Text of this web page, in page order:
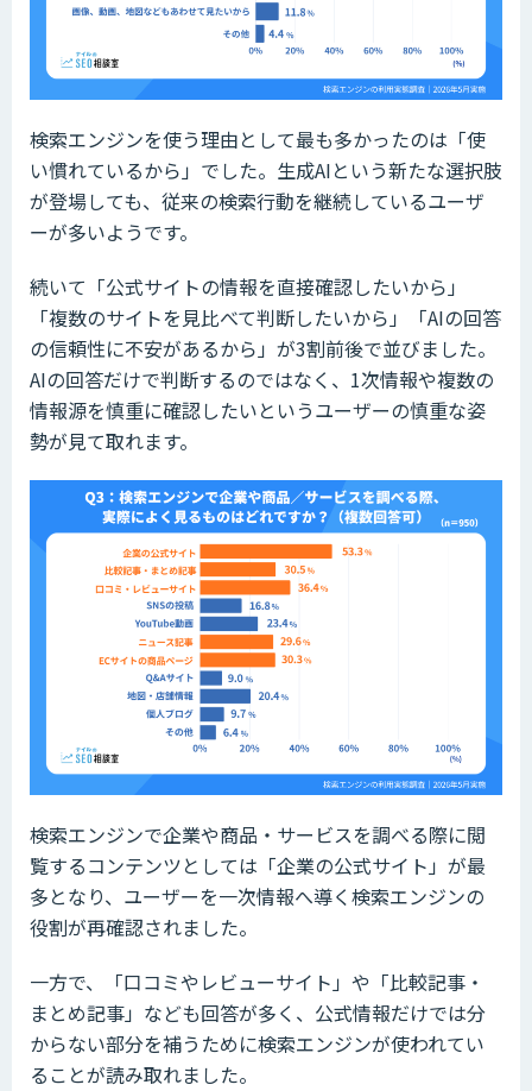
検索エンジンを使う理由として最も多かったのは「使
い慣れているから」でした。生成AIという新たな選択肢
が登場しても、従来の検索行動を継続しているユーザ
ーが多いようです。
続いて「公式サイトの情報を直接確認したいから」
「複数のサイトを見比べて判断したいから」「AIの回答
の信頼性に不安があるから」が3割前後で並びました。
AIの回答だけで判断するのではなく、1次情報や複数の
情報源を慎重に確認したいというユーザーの慎重な姿
勢が見て取れます。
検索エンジンで企業や商品・サービスを調べる際に閲
覧するコンテンツとしては「企業の公式サイト」が最
多となり、ユーザーを一次情報へ導く検索エンジンの
役割が再確認されました。
一方で、「口コミやレビューサイト」や「比較記事・
まとめ記事」なども回答が多く、公式情報だけでは分
からない部分を補うために検索エンジンが使われてい
ることが読み取れました。